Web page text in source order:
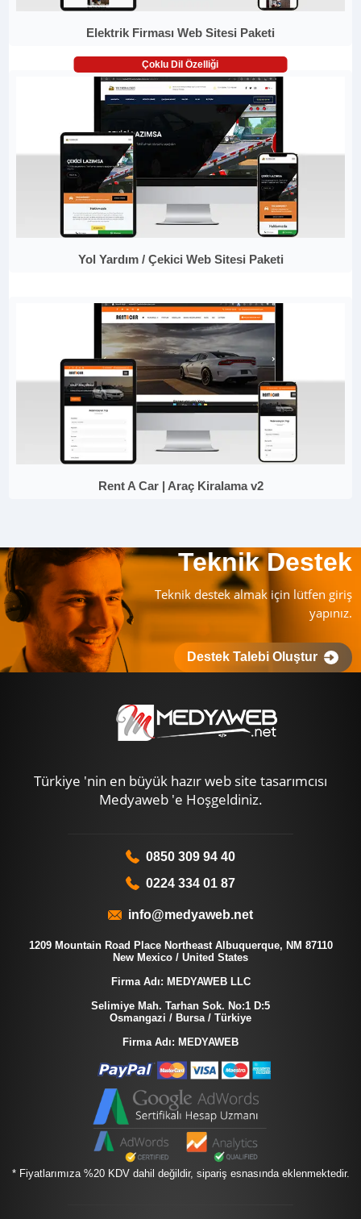
Elektrik Firması Web Sitesi Paketi
Çoklu Dil Özelliği
Yol Yardım / Çekici Web Sitesi Paketi
Rent A Car | Araç Kiralama v2
Teknik Destek
Teknik destek almak için lütfen giriş
yapınız.
Destek Talebi Oluştur
Türkiye 'nin en büyük hazır web site tasarımcısı
Medyaweb 'e Hoşgeldiniz.
0850 309 94 40
0224 334 01 87
info@medyaweb.net
1209 Mountain Road Place Northeast Albuquerque, NM 87110
New Mexico / United States
Firma Adı: MEDYAWEB LLC
Selimiye Mah. Tarhan Sok. No:1 D:5
Osmangazi / Bursa / Türkiye
Firma Adı: MEDYAWEB
* Fiyatlarımıza %20 KDV dahil değildir, sipariş esnasında eklenmektedir.